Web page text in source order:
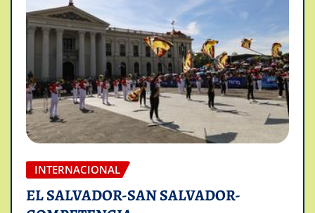
INTERNACIONAL
EL SALVADOR-SAN SALVADOR-